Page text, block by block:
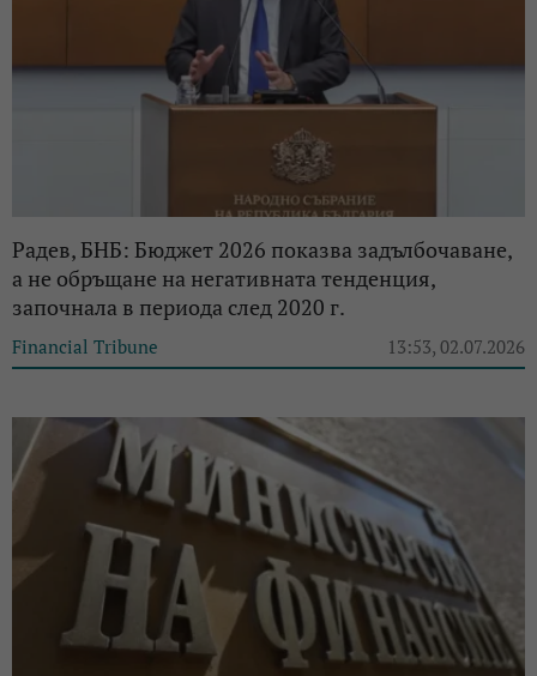
Радев, БНБ: Бюджет 2026 показва задълбочаване,
а не обръщане на негативната тенденция,
започнала в периода след 2020 г.
Financial Tribune 13:53, 02.07.2026